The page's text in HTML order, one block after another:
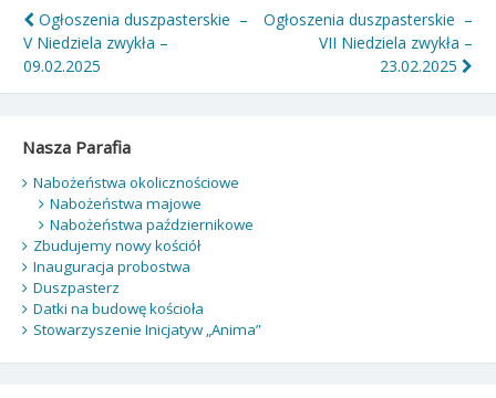
Nawigacja
wpisu
Ogłoszenia duszpasterskie –
V Niedziela zwykła –
09.02.2025
Ogłoszenia duszpasterskie –
VII Niedziela zwykła –
23.02.2025
Nasza Parafia
Nabożeństwa okolicznościowe
Nabożeństwa majowe
Nabożeństwa październikowe
Zbudujemy nowy kościół
Inauguracja probostwa
Duszpasterz
Datki na budowę kościoła
Stowarzyszenie Inicjatyw „Anima”